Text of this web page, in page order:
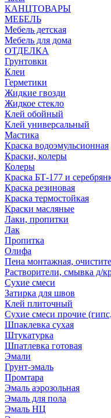
КАНЦТОВАРЫ
МЕБЕЛЬ
Мебель детская
Мебель для дома
ОТДЕЛКА
Грунтовки
Клеи
Герметики
Жидкие гвозди
Жидкое стекло
Клей обойный
Клей универсальный
Мастика
Краска водоэмульсионная
Краски, колеры
Колеры
Краска БТ-177 и
Краска резиновая
Краска термостойкая
Краски масляные
Лаки, пропитки
Лак
Пропитка
Олифа
Пена монтажная,
Растворители, смывка д/
Сухие смеси
Затирка для швов
Клей плиточный
Сухие смеси прочие
Шпаклевка сухая
Штукатурка
Шпатлевка готовая
Эмали
Грунт-эмаль
Промтара
Эмаль аэрозольная
Эмаль для пола
Эмаль НЦ